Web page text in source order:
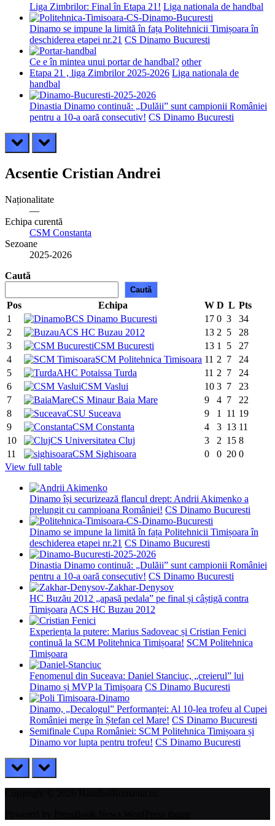
Liga Zimbrilor: Final în Etapa 21! Liga nationala de handbal
Dinamo se impune la limită în fața Politehnicii Timișoara în
deschiderea etapei nr.21 CS Dinamo Bucuresti
Ce e în mintea unui portar de handbal? other
Etapa 21 , liga Zimbrilor 2025-2026 Liga nationala de
handbal
Dinastia Dinamo continuă: „Dulăii” sunt campionii României
pentru a 10-a oară consecutiv! CS Dinamo Bucuresti
prev next
Acsentie Cristian Andrei
Naționalitate
—
Echipa curentă
CSM Constanta
Sezoane
2025-2026
Caută
Caută
Pos Echipa W D L Pts
1
CS Dinamo Bucuresti 17 0 3
34
2
ACS HC Buzau 2012 13 2 5
28
3
CSM Bucuresti 13 1 5
27
4
SCM Politehnica Timisoara 11 2 7
24
5
AHC Potaissa Turda 11 2 7
24
6
CSM Vaslui 10 3 7
23
7
CS Minaur Baia Mare 9 4 7
22
8
CSU Suceava 9 1 11 19
9
CSM Constanta 4 3 13 11
10
CS Universitatea Cluj 3 2 15 8
11
CSM Sighisoara 0 0 20 0
View full table
Dinamo își securizează flancul drept: Andrii Akimenko a
prelungit cu campioana României! CS Dinamo Bucuresti
Dinamo se impune la limită în fața Politehnicii Timișoara în
deschiderea etapei nr.21 CS Dinamo Bucuresti
Dinastia Dinamo continuă: „Dulăii” sunt campionii României
pentru a 10-a oară consecutiv! CS Dinamo Bucuresti
HC Buzău 2012 „apasă pedala” pe final și câștigă contra
Timișoara ACS HC Buzau 2012
Experiența la putere: Marius Sadoveac și Cristian Fenici
continuă la SCM Politehnica Timișoara! SCM Politehnica
Timișoara
Fenomenul din Suceava: Daniel Stanciuc, „creierul” lui
Dinamo și MVP la Timișoara CS Dinamo Bucuresti
Dinamo, „Decalogul” Performanței: Al 10-lea trofeu al Cupei
României merge în Ștefan cel Mare! CS Dinamo Bucuresti
Semifinale Cupa României: SCM Politehnica Timișoara și
Dinamo vor lupta pentru trofeu! CS Dinamo Bucuresti
prev next